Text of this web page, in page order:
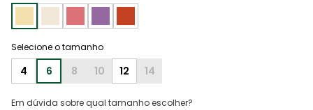
4 6 8 10 12 14
Em dúvida sobre qual tamanho escolher?